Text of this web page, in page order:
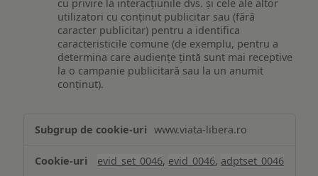
cu privire la interacțiunile dvs. și cele ale altor
utilizatori cu conținut publicitar sau (fără
caracter publicitar) pentru a identifica
caracteristicile comune (de exemplu, pentru a
determina care audiențe țintă sunt mai receptive
la o campanie publicitară sau la un anumit
conținut).
www.viata-libera.ro
evid_set_0046, evid_0046, adptset_0046